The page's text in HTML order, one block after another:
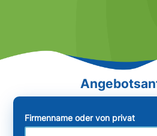
Firmenname oder von privat